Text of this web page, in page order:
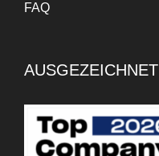
FAQ
AUSGEZEICHNET